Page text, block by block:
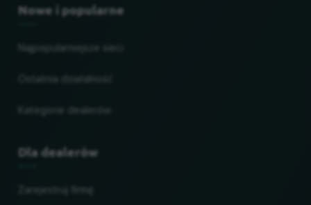
Nowe i popularne
Najpopularniejsze sieci
Dla dealerów
Zarejestruj firmę